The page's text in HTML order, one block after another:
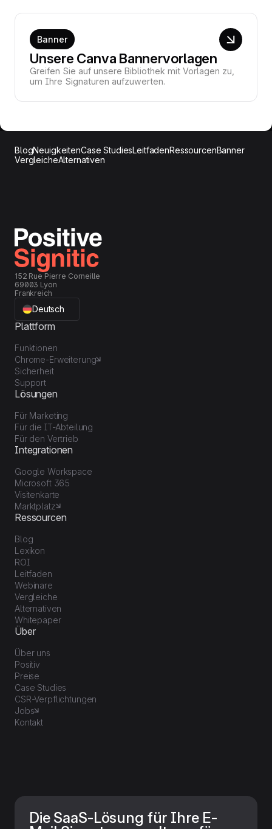
Banner
Unsere Canva Bannervorlagen
Greifen Sie auf unsere Bibliothek mit Vorlagen zu,
um Ihre Signaturen aufzuwerten.
BlogNeuigkeitenCase StudiesLeitfadenRessourcenBanner
VergleicheAlternativen
152 Rue Pierre Corneille
69003 Lyon
Frankreich
Deutsch
Plattform
Funktionen
Chrome-Erweiterung
Sicherheit
Support
Lösungen
Für Marketing
Für die IT-Abteilung
Für den Vertrieb
Integrationen
Google Workspace
Microsoft 365
Visitenkarte
Marktplatz
Ressourcen
Blog
Lexikon
ROI
Leitfaden
Webinare
Vergleiche
Alternativen
Whitepaper
Über
Über uns
Positiv
Preise
Case Studies
CSR-Verpflichtungen
Jobs
Kontakt
Die SaaS-Lösung für Ihre E-